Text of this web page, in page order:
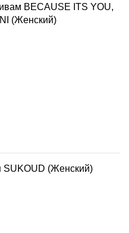
BECAUSE ITS YOU,
(Женский)
SUKOUD (Женский)